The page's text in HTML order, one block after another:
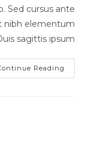
Sed cursus ante
nibh elementum
sagittis ipsum.…
Reading